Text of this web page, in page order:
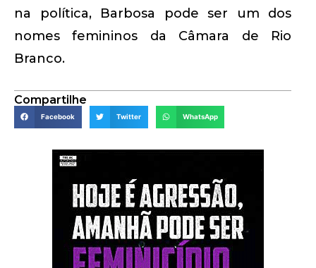
na política, Barbosa pode ser um dos
nomes femininos da Câmara de Rio
Branco.
Compartilhe
Facebook Twitter WhatsApp